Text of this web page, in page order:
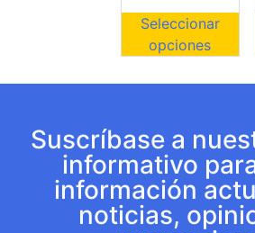
Seleccionar
opciones
Suscríbase a
informativo
información
noticias,